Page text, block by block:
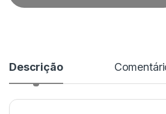
Descrição